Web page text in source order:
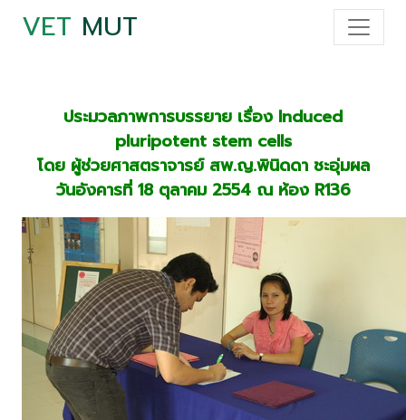
VET MUT
ประมวลภาพการบรรยาย เรื่อง Induced
pluripotent stem cells
โดย ผู้ช่วยศาสตราจารย์ สพ.ญ.พินิดดา ชะอุ่มผล
วันอังคารที่ 18 ตุลาคม 2554 ณ ห้อง R136